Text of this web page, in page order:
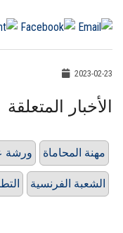
2023-02-23
الأخبار المتعلقة
ورشة مهنة المحاماة
الشعبة الفرنسية